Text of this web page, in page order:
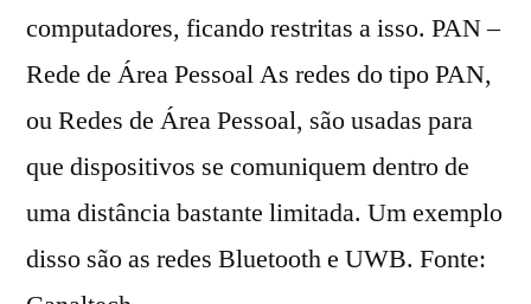
computadores, ficando restritas a isso. PAN –
Rede de Área Pessoal As redes do tipo PAN,
ou Redes de Área Pessoal, são usadas para
que dispositivos se comuniquem dentro de
uma distância bastante limitada. Um exemplo
disso são as redes Bluetooth e UWB. Fonte: